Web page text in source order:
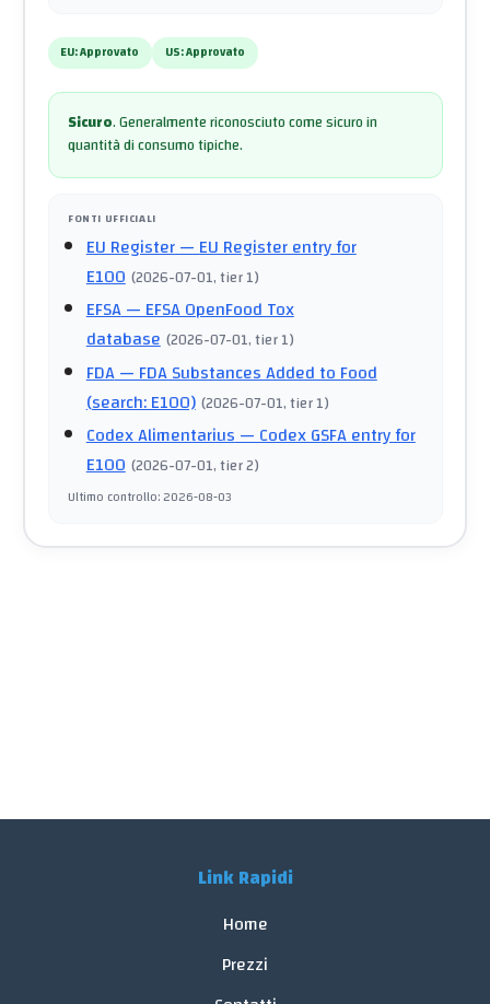
EU:Approvato US:Approvato
Sicuro.Generalmente riconosciuto come sicuro in
quantità di consumo tipiche.
FONTI UFFICIALI
EU Register— EU Register entry for
E100 (2026-07-01, tier 1)
EFSA— EFSA OpenFood Tox
database (2026-07-01, tier 1)
FDA— FDA Substances Added to Food
(search: E100) (2026-07-01, tier 1)
Codex Alimentarius— Codex GSFA entry for
E100 (2026-07-01, tier 2)
Ultimo controllo:2026-08-03
Link Rapidi
Home
Prezzi